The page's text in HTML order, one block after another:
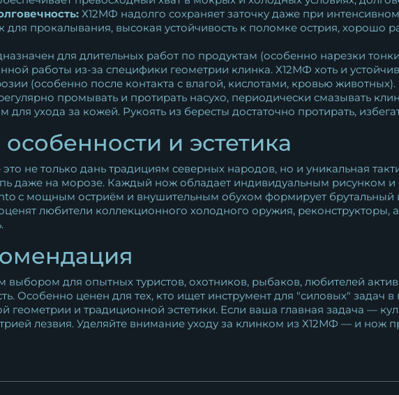
Х12МФ надолго сохраняет заточку даже при
прокалывания, высокая устойчивость к поломке острия, хорошо
для длительных работ по продуктам (особенно нарезки
работы из-за специфики геометрии клинка. Х12МФ хоть и
(особенно после контакта с влагой, кислотами, кровью животных).
промывать и протирать насухо, периодически смазывать
для ухода за кожей. Рукоять из бересты достаточно протирать,
и эстетика
не только дань традициям северных народов, но и уникальная
даже на морозе. Каждый нож обладает индивидуальным рисунком и
с мощным остриём и внушительным обухом формирует брутальный
любители коллекционного холодного оружия, реконструкторы,
выбором для опытных туристов, охотников, рыбаков, любителей
Особенно ценен для тех, кто ищет инструмент для "силовых" задач в
геометрии и традиционной эстетики. Если ваша главная задача —
лезвия. Уделяйте внимание уходу за клинком из Х12МФ — и нож